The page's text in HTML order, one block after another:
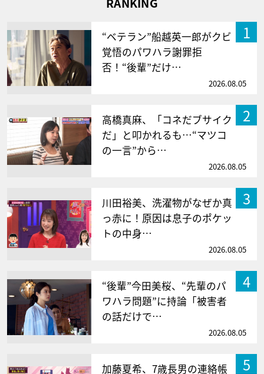
1
“ベテラン”船越英一郎がクビ
覚悟のパワハラ謝罪拒
否！“後輩”だけ…
2026.08.05
2
高橋真麻、「コネだブサイク
だ」と叩かれるも…“マツコ
の一言”から…
2026.08.05
3
川田裕美、洗濯物がなぜか真
っ赤に！原因は息子のポケッ
トの中身…
2026.08.05
4
“後輩”今田美桜、“先輩のパ
ワハラ問題”に持論「被害者
の話だけで…
2026.08.05
5
加藤夏希、7歳長男の連絡帳